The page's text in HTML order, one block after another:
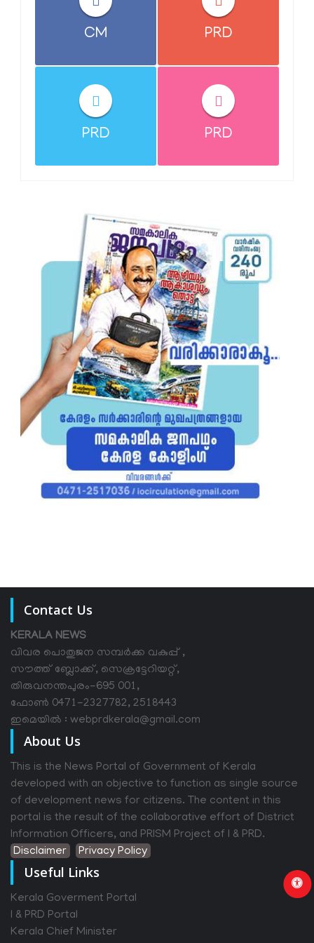
CM PRD
PRD PRD
Contact Us
KERALA NEWS
വിവര പൊതുജന സമ്പര്‍ക്ക വകുപ്പ് ,
സൗത്ത് ബ്ലോക്ക്, സെക്രട്ടേറിയറ്റ്,
തിരുവനന്തപുരം-695 001,
ഫോൺ 0471-2327782, 2518443
ഇമെയിൽ : webprdkerala@gmail.com
About Us
This is the News Portal of Government of Kerala
developed with an objective to function as single source
of development news for citizens. The content in this
portal is the result of the collaborative effort of District
Information Officers, and PRISM Project of I & PRD.
Disclaimer
Privacy Policy
Useful Links
Kerala Goverment Portal
I & PRD Portal
Kerala Chief Minister